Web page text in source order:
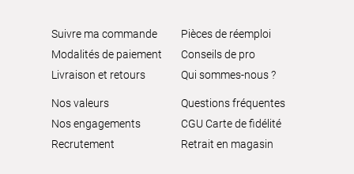
Suivre ma commande
Modalités de paiement
Livraison et retours
Pièces de réemploi
Conseils de pro
Qui sommes-nous ?
Nos valeurs
Nos engagements
Recrutement
Questions fréquentes
CGU Carte de fidélité
Retrait en magasin